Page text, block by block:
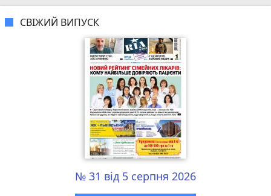
СВІЖИЙ ВИПУСК
№ 31 від 5 серпня 2026